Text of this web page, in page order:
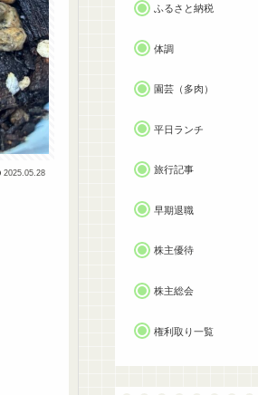
2025.05.28
ふるさと納税
体調
園芸（多肉）
平日ランチ
旅行記事
早期退職
株主優待
株主総会
権利取り一覧